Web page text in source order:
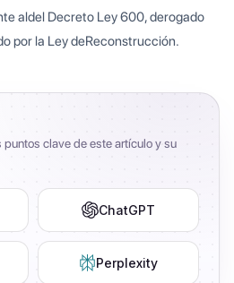
aldel Decreto Ley 600, derogado
por la Ley deReconstrucción.
puntos clave de este artículo y su
ChatGPT
Perplexity